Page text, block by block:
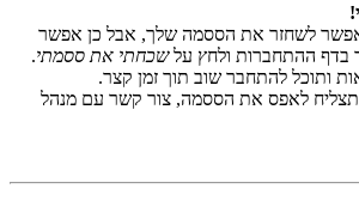
אפשר לשחזר את הססמה שלך, אבל כן אפשר
בדף ההתחברות ולחץ עלשכחתי את ססמתי.
ותוכל להתחבר שוב תוך זמן קצר.
לאפס את הססמה, צור קשר עם מנהל